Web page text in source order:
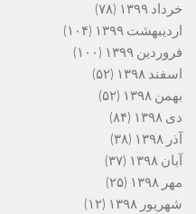
خرداد ۱۳۹۹
(۷۸)
اردیبهشت ۱۳۹۹
(۱۰۴)
فروردین ۱۳۹۹
(۱۰۰)
اسفند ۱۳۹۸
(۵۲)
بهمن ۱۳۹۸
(۵۲)
دی ۱۳۹۸
(۸۴)
آذر ۱۳۹۸
(۳۸)
آبان ۱۳۹۸
(۳۷)
مهر ۱۳۹۸
(۲۵)
شهریور ۱۳۹۸
(۱۲)